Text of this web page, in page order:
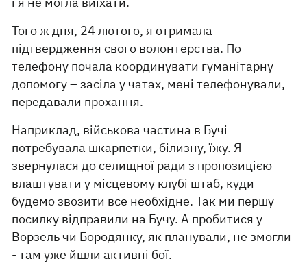
Того ж дня, 24 лютого, я отримала
підтвердження свого волонтерства. По
телефону почала координувати гуманітарну
допомогу – засіла у чатах, мені телефонували,
передавали прохання.
Наприклад, військова частина в Бучі
потребувала шкарпетки, білизну, їжу. Я
звернулася до селищної ради з пропозицією
влаштувати у місцевому клубі штаб, куди
будемо звозити все необхідне. Так ми першу
посилку відправили на Бучу. А пробитися у
Ворзель чи Бородянку, як планували, не змогли
- там уже йшли активні бої.